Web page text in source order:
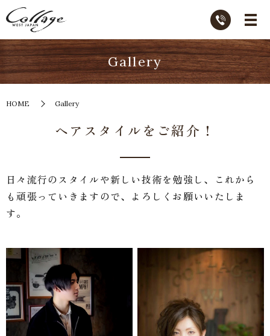
Gallery
HOME Gallery
ヘアスタイルをご紹介！
日々流行のスタイルや新しい技術を勉強し、これから
も頑張っていきますので、よろしくお願いいたしま
す。